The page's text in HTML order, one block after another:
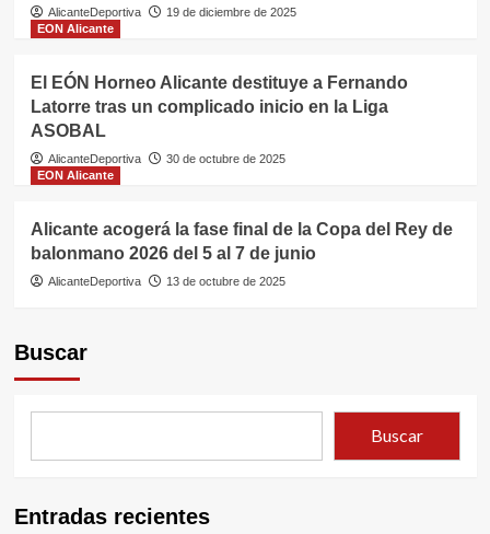
AlicanteDeportiva
19 de diciembre de 2025
EON Alicante
El EÓN Horneo Alicante destituye a Fernando
Latorre tras un complicado inicio en la Liga
ASOBAL
AlicanteDeportiva
30 de octubre de 2025
EON Alicante
Alicante acogerá la fase final de la Copa del Rey de
balonmano 2026 del 5 al 7 de junio
AlicanteDeportiva 13 de octubre de 2025
Buscar
Buscar
Entradas recientes